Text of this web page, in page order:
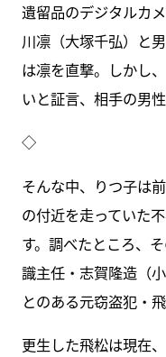
遺留品のデジタルカ
川凛（大塚千弘）と
は凛を直撃。しかし
いと証言、相手の男
◇
そんな中、りつ子は
の付近を走っていた
す。調べたところ、
識主任・志賀隆造（
とのある元窃盗犯・
更生した飛松は現在